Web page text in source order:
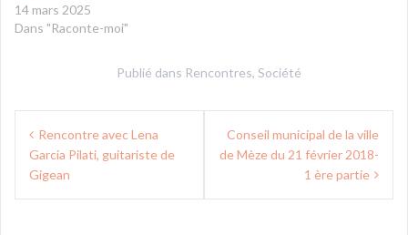
14 mars 2025
Dans "Raconte-moi"
Publié dans Rencontres, Société
Navigation
de
l’article
Rencontre avec Lena
Garcia Pilati, guitariste de
Gigean
Conseil municipal de la ville
de Mèze du 21 février 2018-
1 ère partie